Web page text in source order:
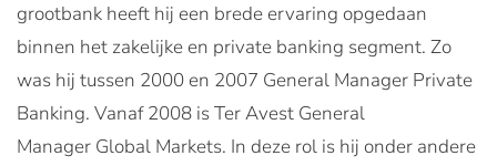
grootbank heeft hij een brede ervaring opgedaan
binnen het zakelijke en private banking segment. Zo
was hij tussen 2000 en 2007 General Manager Private
Banking. Vanaf 2008 is Ter Avest General
Manager Global Markets. In deze rol is hij onder andere